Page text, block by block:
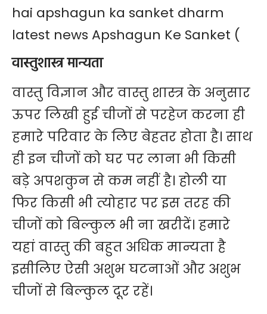
वास्तुशास्त्र मान्यता
वास्तु विज्ञान और वास्तु शास्त्र के अनुसार
ऊपर लिखी हुई चीजों से परहेज करना ही
हमारे परिवार के लिए बेहतर होता है। साथ
ही इन चीजों को घर पर लाना भी किसी
बड़े अपशकुनसे कम नहीं है। होली या
फिर किसी भी त्योहार पर इस तरह की
चीजों को बिल्कुल भी ना खरीदें। हमारे
यहां वास्तु की बहुत अधिक मान्यता है
इसीलिए ऐसी अशुभ घटनाओं और अशुभ
चीजों से बिल्कुल दूर रहें।